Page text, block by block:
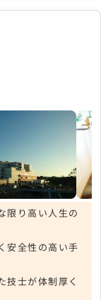
限り高い人生の
安全性の高い手
技士が体制厚く